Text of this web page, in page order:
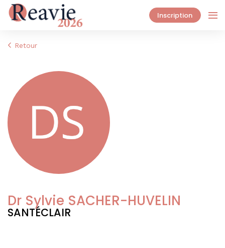
Inscription
Retour
Dr Sylvie SACHER-HUVELIN
SANTÉCLAIR